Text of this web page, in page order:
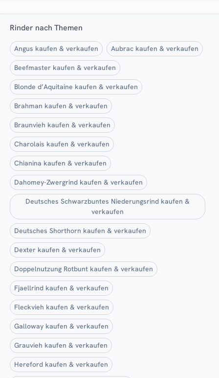
Rinder nach Themen
Angus kaufen & verkaufen Aubrac kaufen & verkaufen
Beefmaster kaufen & verkaufen
Blonde d’Aquitaine kaufen & verkaufen
Brahman kaufen & verkaufen
Braunvieh kaufen & verkaufen
Charolais kaufen & verkaufen
Chianina kaufen & verkaufen
Dahomey-Zwergrind kaufen & verkaufen
Deutsches Schwarzbuntes Niederungsrind kaufen &
verkaufen
Deutsches Shorthorn kaufen & verkaufen
Dexter kaufen & verkaufen
Doppelnutzung Rotbunt kaufen & verkaufen
Fjaellrind kaufen & verkaufen
Fleckvieh kaufen & verkaufen
Galloway kaufen & verkaufen
Grauvieh kaufen & verkaufen
Hereford kaufen & verkaufen